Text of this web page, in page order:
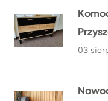
03